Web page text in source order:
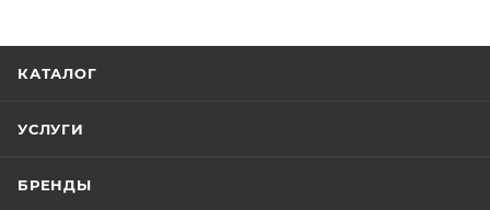
КАТАЛОГ
УСЛУГИ
БРЕНДЫ